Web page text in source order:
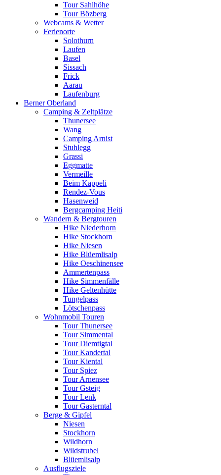
Tour Sahlhöhe
Tour Bözberg
Webcams & Wetter
Ferienorte
Solothurn
Laufen
Basel
Sissach
Frick
Aarau
Laufenburg
Berner Oberland
Camping & Zeltplätze
Thunersee
Wang
Camping Arnist
Stuhlegg
Grassi
Eggmatte
Vermeille
Beim Kappeli
Rendez-Vous
Hasenweid
Bergcamping Heiti
Wandern & Bergtouren
Hike Niederhorn
Hike Stockhorn
Hike Niesen
Hike Blüemlisalp
Hike Oeschinensee
Ammertenpass
Hike Simmenfälle
Hike Geltenhütte
Tungelpass
Lötschenpass
Wohnmobil Touren
Tour Thunersee
Tour Simmental
Tour Diemtigtal
Tour Kandertal
Tour Kiental
Tour Spiez
Tour Arnensee
Tour Gsteig
Tour Lenk
Tour Gasterntal
Berge & Gipfel
Niesen
Stockhorn
Wildhorn
Wildstrubel
Blüemlisalp
Ausflugsziele